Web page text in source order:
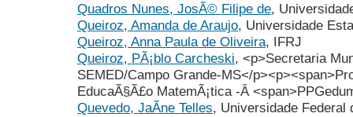
Quadros Nunes, JosÃ© Filipe de,
Queiroz, Amanda de Araujo, Universidade
Queiroz, Anna Paula de Oliveira, IFRJ
Queiroz, PÃ¡blo Carcheski, <p>Secretaria
SEMED/Campo Grande-MS</
EducaÃ§Ã£o MatemÃ¡tica -Â
Quevedo, JaÃ­ne Telles, Universidade Federal